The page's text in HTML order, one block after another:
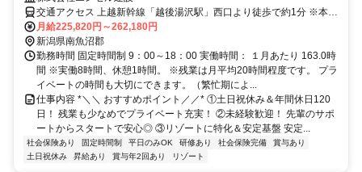
交通アクセス 上越新幹線「越後湯沢駅」西口より徒歩で約1分 ※本人
希望以外の転勤はありません。
月給225,820円～262,180円
新潟県南魚沼郡
勤務時間 固定時間制 9：00～18：00 実働時間： １月あたり 163.0時
間 ※実働8時間、休憩1時間。 ※残業は月平均20時間程度です。 プラ
イベートの時間も大切にできます。（繁忙期によ...
仕事内容 *＼＼ おすすめポイント／／* ①土日祝休み＆年間休日120
日！ 残業も少なめでプライベート充実！ ②未経験歓迎！ 先輩のサポ
ートからスタートで安心◎ ③リゾートに特化＆安定基盤 安定...
社会保険あり 固定時間制 平日のみOK 研修あり 社会保険完備
賞与あり
土日祝休み
昇給あり 賞与年2回あり リゾート